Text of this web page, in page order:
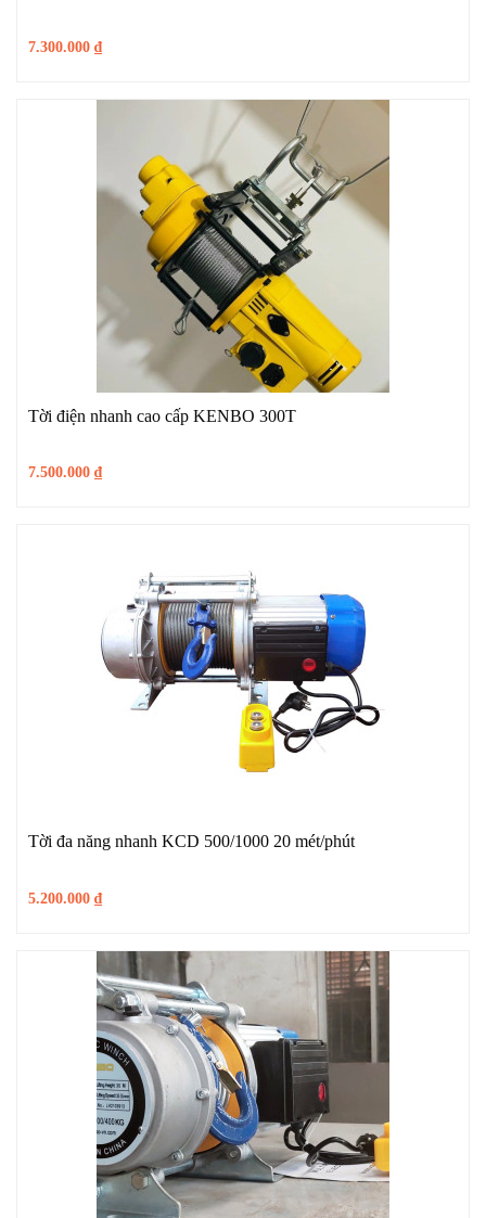
7.300.000 ₫
Tời điện nhanh cao cấp KENBO 300T
7.500.000 ₫
Tời đa năng nhanh KCD 500/1000 20 mét/phút
5.200.000 ₫